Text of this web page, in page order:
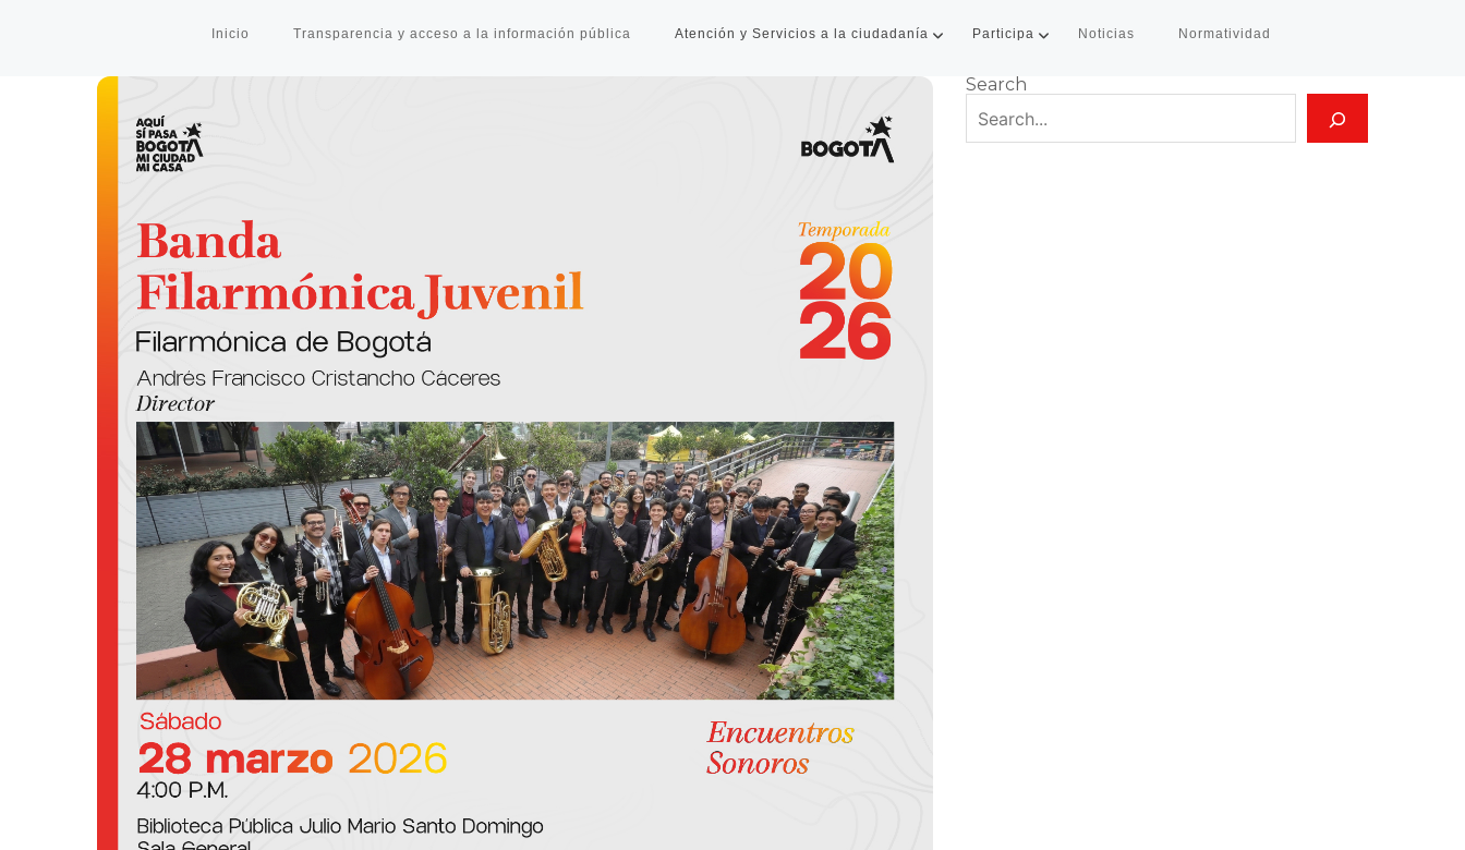
Inicio Transparencia y acceso a la información pública Atención y Servicios a la ciudadanía Participa Noticias Normatividad
Search